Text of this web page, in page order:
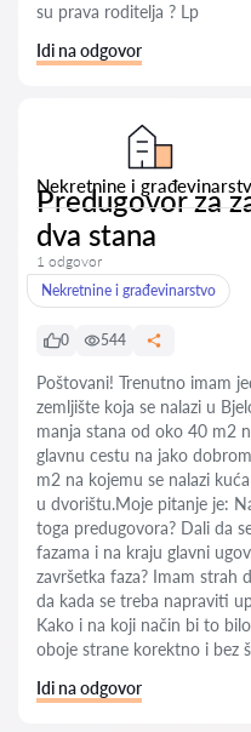
su prava roditelja ? Lp
Idi na odgovor
Nekretnine i
Predugovor za
dva stana
1 odgovor
Nekretnine i građevinarstvo
0 544
Poštovani! Trenutno imam
zemljište koja se nalazi u
manja stana od oko 40 m2
glavnu cestu na jako
m2 na kojemu se nalazi
u dvorištu.Moje pitanje je:
toga predugovora? Dali da
fazama i na kraju glavni
završetka faza? Imam strah
da kada se treba napraviti
Kako i na koji nač̣in bi to
oboje strane korektno i bez
Idi na odgovor